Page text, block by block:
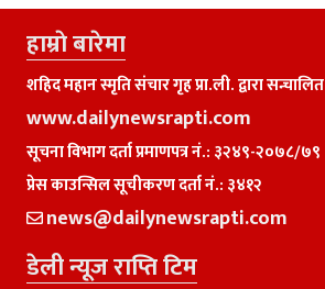
हाम्राे बारेमा
शहिद महान स्मृति संचार गृह प्रा.ली. द्वारा सन्चालित
www.dailynewsrapti.com
सूचना विभाग दर्ता प्रमाणपत्र नं.: ३२४९-२०७८/७९
प्रेस काउन्सिल सूचीकरण दर्ता नं.: ३४१२
news@dailynewsrapti.com
डेली न्यूज राप्ति टिम